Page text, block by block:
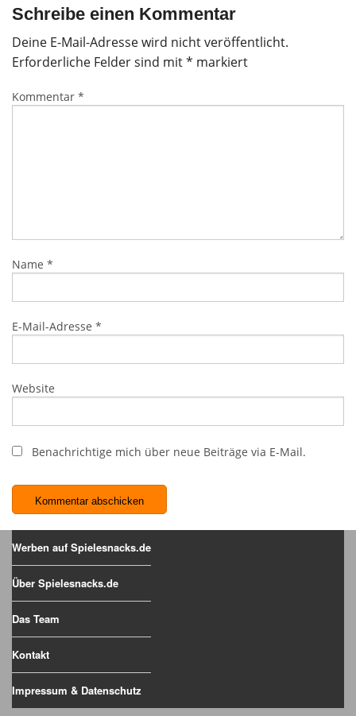
Schreibe einen Kommentar
Deine E-Mail-Adresse wird nicht veröffentlicht.
Erforderliche Felder sind mit* markiert
Kommentar *
Name *
E-Mail-Adresse *
Website
Benachrichtige mich über neue Beiträge via E-Mail.
Werben auf Spielesnacks.de
Über Spielesnacks.de
Das Team
Kontakt
Impressum & Datenschutz